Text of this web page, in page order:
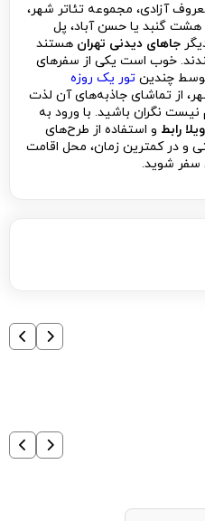
آزادی، مجموعه تئاتر شهر،
هشت گنبد یا حسن آباد، پل
جاهای دیدنی تهران هستند
خوب است یکی از سفرهای
چندین تور یک روزه
از تماشای جاذبه‌های آن لذت
نیست نگران باشید. با ورود به
ویلا رابط و استفاده از طرح‌های
و در کمترین زمان، محل اقامت
سفر شوید.